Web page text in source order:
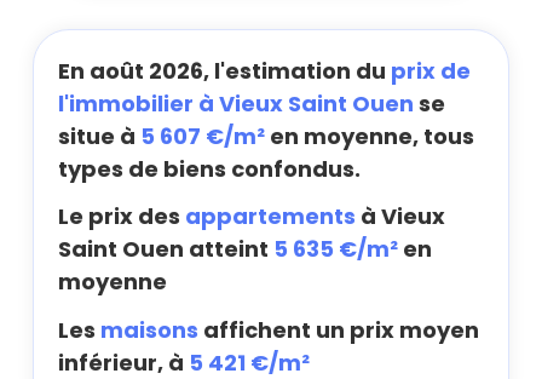
En août 2026, l'estimation du prix de
l'immobilier à Vieux Saint Ouen se
situe à 5 607 €/m² en moyenne, tous
types de biens confondus.
Le prix des appartements à Vieux
Saint Ouen atteint 5 635 €/m² en
moyenne
Les maisons affichent un prix moyen
inférieur, à 5 421 €/m²